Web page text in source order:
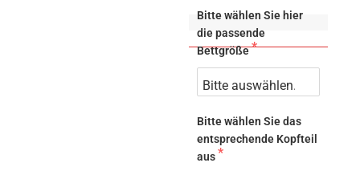
Bitte wählen Sie hier
die passende
Bettgröße
Bitte wählen Sie das
entsprechende Kopfteil
aus